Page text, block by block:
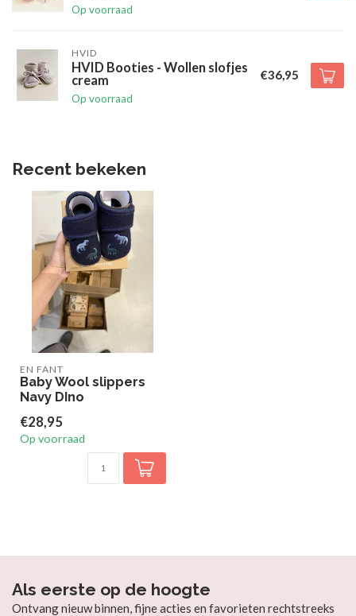
Op voorraad
HVID
HVID Booties - Wollen slofjes
cream
Op voorraad
€36,95
Recent bekeken
EN FANT
Baby Wool slippers
Navy DIno
€28,95
Op voorraad
Als eerste op de hoogte
Ontvang nieuw binnen, fijne acties en favorieten rechtstreeks